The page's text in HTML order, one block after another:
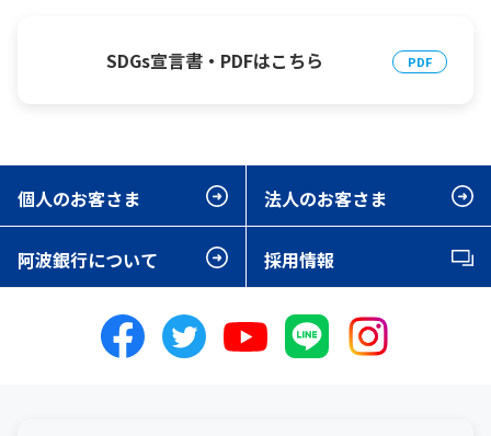
SDGs宣言書・PDFはこちら
個人のお客さま 法人のお客さま
阿波銀行について 採用情報